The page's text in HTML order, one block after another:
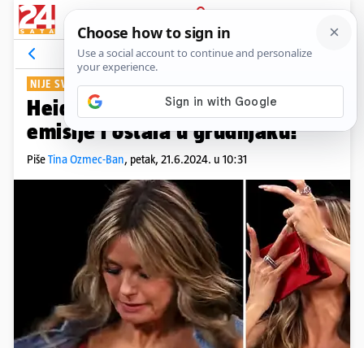
PRIJAVA
Show Komentari
NIJE SVE ODUŠEVILA...
Heidi Klum (51) se skinula usred
emisije i ostala u grudnjaku!
PišeTina Ozmec-Ban, petak, 21.6.2024. u 10:31